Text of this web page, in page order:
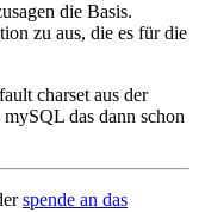
die Basis.
zu aus, die es für die
charset aus der
das dann schon
spende an das